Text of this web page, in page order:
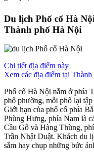
Du lịch Phố cổ Hà
Thành phố Hà Nội
Chi tiết địa điểm này
Xem các địa điểm tại
Phố cổ Hà Nội nằm ở phía
phố phường, mỗi phố lại
Giới hạn của phố cổ phía
Phùng Hưng, phía Nam là
Cầu Gỗ và Hàng Thùng,
Trần Nhật Duật. Khách du
sắm hay chụp những bức